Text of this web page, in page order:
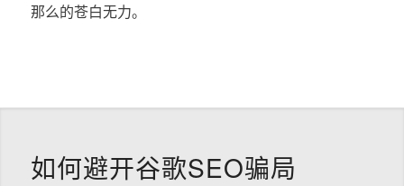
那么的苍白无力。
如何避开谷歌SEO骗局